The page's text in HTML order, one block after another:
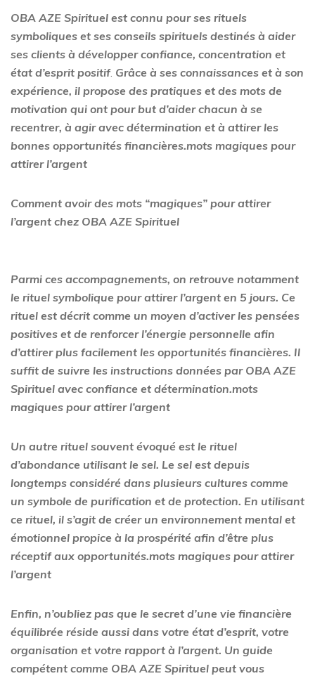
OBA AZE Spirituel est connu pour ses rituels
symboliques et ses conseils spirituels destinés à aider
ses clients à développer confiance, concentration et
état d’esprit positif. Grâce à ses connaissances et à son
expérience, il propose des pratiques et des mots de
motivation qui ont pour but d’aider chacun à se
recentrer, à agir avec détermination et à attirer les
bonnes opportunités financières.mots magiques pour
attirer l’argent
Comment avoir des mots “magiques” pour attirer
l’argent chez OBA AZE Spirituel
Parmi ces accompagnements, on retrouve notamment
le rituel symbolique pour attirer l’argent en 5 jours. Ce
rituel est décrit comme un moyen d’activer les pensées
positives et de renforcer l’énergie personnelle afin
d’attirer plus facilement les opportunités financières. Il
suffit de suivre les instructions données par OBA AZE
Spirituel avec confiance et détermination.mots
magiques pour attirer l’argent
Un autre rituel souvent évoqué est le rituel
d’abondance utilisant le sel. Le sel est depuis
longtemps considéré dans plusieurs cultures comme
un symbole de purification et de protection. En utilisant
ce rituel, il s’agit de créer un environnement mental et
émotionnel propice à la prospérité afin d’être plus
réceptif aux opportunités.mots magiques pour attirer
l’argent
Enfin, n’oubliez pas que le secret d’une vie financière
équilibrée réside aussi dans votre état d’esprit, votre
organisation et votre rapport à l’argent. Un guide
compétent comme OBA AZE Spirituel peut vous